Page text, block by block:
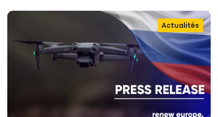
Actualités